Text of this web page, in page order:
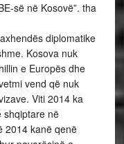
së në Kosovë”. tha
diplomatike
Kosova nuk
e Europës dhe
vend që nuk
Viti 2014 ka
shqiptare në
2014 kanë qenë